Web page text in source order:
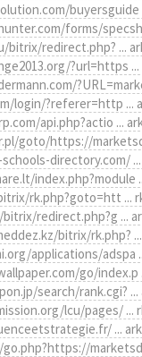
buyersguide
forms/specsh
redirect.php? ...
?url=https
login/?referer=http ...
api.php?actio ...
goto/https://
directory.com/
index.php?module
rk.php?goto=htt ...
redirect.php?g ...
bitrix/rk.php?
applications/adspa
go/index.p
search/rank.cgi? ...
lcu/pages/ ...
...